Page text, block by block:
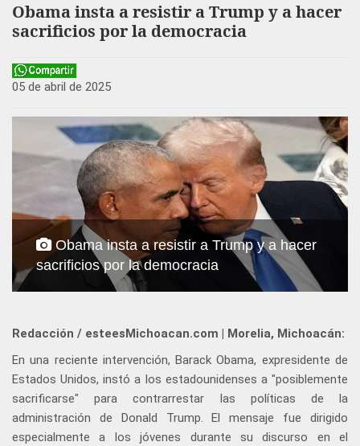
Obama insta a resistir a Trump y a hacer
sacrificios por la democracia
05 de abril de 2025
Obama insta a resistir a Trump y a hacer
sacrificios por la democracia
Redacción / esteesMichoacan.com | Morelia, Michoacán:
En una reciente intervención, Barack Obama, expresidente de
Estados Unidos, instó a los estadounidenses a "posiblemente
sacrificarse" para contrarrestar las políticas de la
administración de Donald Trump. El mensaje fue dirigido
especialmente a los jóvenes durante su discurso en el